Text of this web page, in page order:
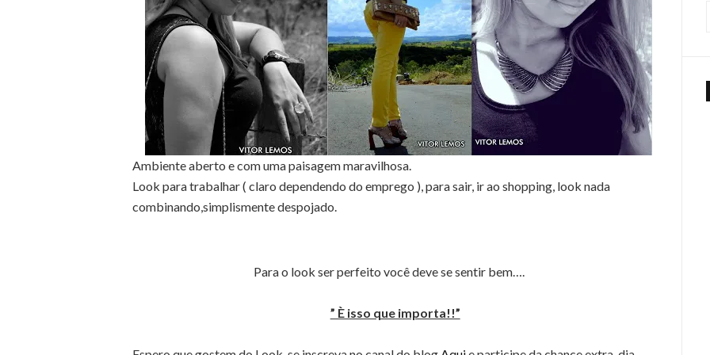
Ambiente aberto e com uma paisagem maravilhosa.
Look para trabalhar ( claro dependendo do emprego ), para sair, ir ao shopping, look nada
combinando,simplismente despojado.
Para o look ser perfeito você deve se sentir bem….
” È isso que importa!!”